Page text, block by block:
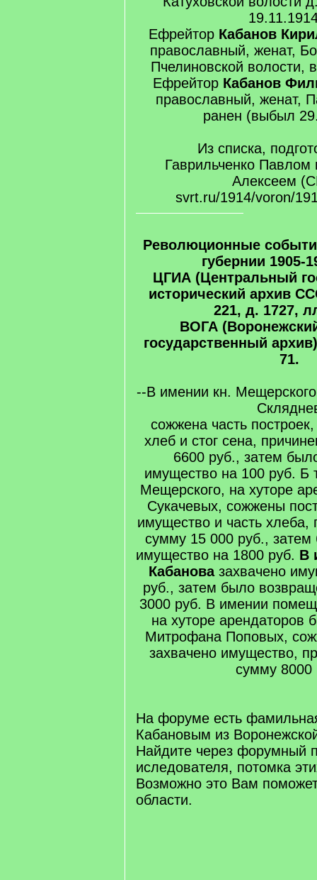
Ефрейтор Кабанов
православный, женат,
Пчелиновской волости,
Ефрейтор Кабанов
православный, женат,
ранен (выбыл
Из списка,
Гаврильченко
Алексеем
svrt.ru/1914/voron/
Революционные
губернии 1905-
ЦГИА (Центральный
исторический архив
221, д. 1727,
ВОГА
государственный
71.
--В имении кн.
сожжена часть
хлеб и стог сена,
6600 руб., затем
имущество на 100 руб. Б
Мещерского, на хуторе
Сукачевых, сожжены
имущество и часть хлеба,
сумму 15 000 руб.,
имущество на 1800 руб. В
Кабанова захвачено
руб., затем было
3000 руб. В имении
на хуторе арендаторов
Митрофана Поповых,
захвачено имущество,
сумму 8000
На форуме есть
Кабановым из
Найдите через форумный
иследователя, потомка
Возможно это Вам
области.